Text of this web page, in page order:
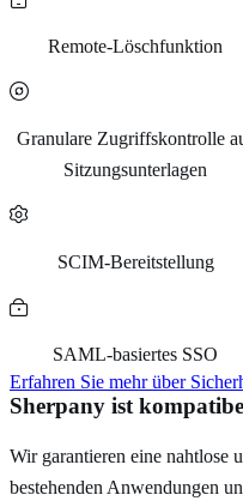
Remote-Löschfunktion
Granulare Zugriffskontrolle
Sitzungsunterlagen
SCIM-Bereitstellung
SAML-basiertes SSO
Erfahren Sie mehr über
Sherpany ist
Wir garantieren eine nahtlose
bestehenden Anwendungen